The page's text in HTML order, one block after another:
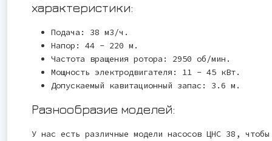
характеристики:
Подача: 38 м3/ч.
Напор: 44 - 220 м.
Частота вращения ротора: 2950 об/мин.
Мощность электродвигателя: 11 - 45 кВт.
Допускаемый кавитационный запас: 3.6 м.
Разнообразие моделей:
У нас есть различные модели насосов ЦНС 38, чтобы